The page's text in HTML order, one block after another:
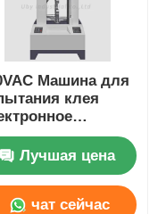
Машина для
клея
для
на изгиб
Лучшая цена
чат сейчас